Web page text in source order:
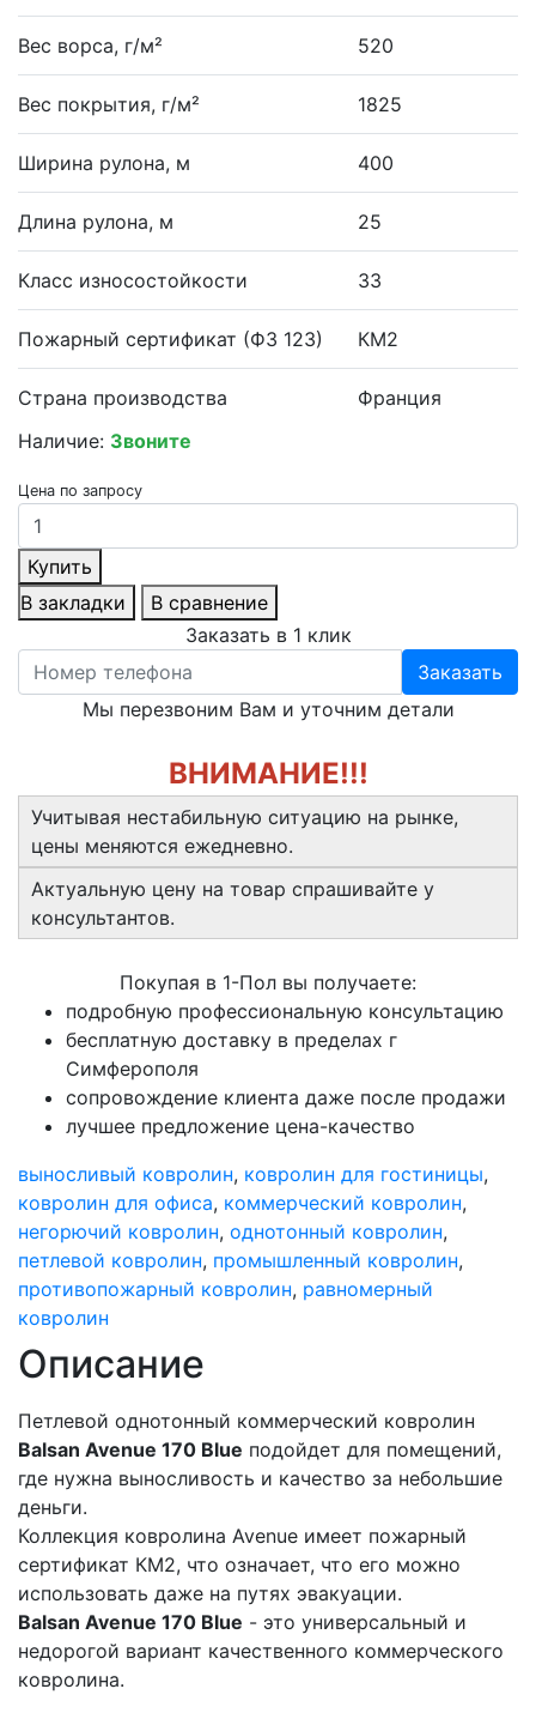
Вес ворса, г/м² 520
Вес покрытия, г/м² 1825
Ширина рулона, м 400
Длина рулона, м 25
Класс износостойкости 33
Пожарный сертификат (ФЗ 123) КМ2
Страна производства
Франция
Наличие: Звоните
Цена по запросу
Купить
В закладки
В сравнение
Заказать в 1 клик
Заказать
Мы перезвоним Вам и уточним детали
ВНИМАНИЕ!!!
Учитывая нестабильную ситуацию на рынке,
цены меняются ежедневно.
Актуальную цену на товар спрашивайте у
консультантов.
Покупая в 1-Пол вы получаете:
подробную профессиональную консультацию
бесплатную доставку в пределах г
Симферополя
сопровождение клиента даже после продажи
лучшее предложение цена-качество
выносливый ковролин, ковролин для гостиницы,
ковролин для офиса, коммерческий ковролин,
негорючий ковролин, однотонный ковролин,
петлевой ковролин, промышленный ковролин,
противопожарный ковролин, равномерный
ковролин
Описание
Петлевой однотонный коммерческий ковролин
Balsan Avenue 170 Blue подойдет для помещений,
где нужна выносливость и качество за небольшие
деньги.
Коллекция ковролина Avenue имеет пожарный
сертификат КМ2, что означает, что его можно
использовать даже на путях эвакуации.
Balsan Avenue 170 Blue - это универсальный и
недорогой вариант качественного коммерческого
ковролина.